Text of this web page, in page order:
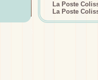
La Poste
La Poste